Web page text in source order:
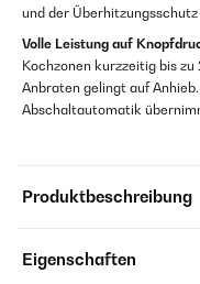
und der
Volle Leistung auf
Kochzonen kurzzeitig bis
Anbraten gelingt auf
Abschaltautomatik
Produktbeschreibung
Eigenschaften